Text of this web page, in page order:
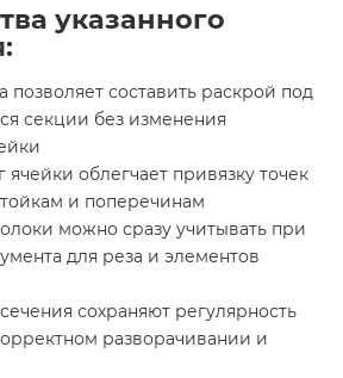
указанного
позволяет составить раскрой под
секции без изменения
ячейки облегчает привязку точек
и поперечинам
можно сразу учитывать при
для реза и элементов
сохраняют регулярность
разворачивании и